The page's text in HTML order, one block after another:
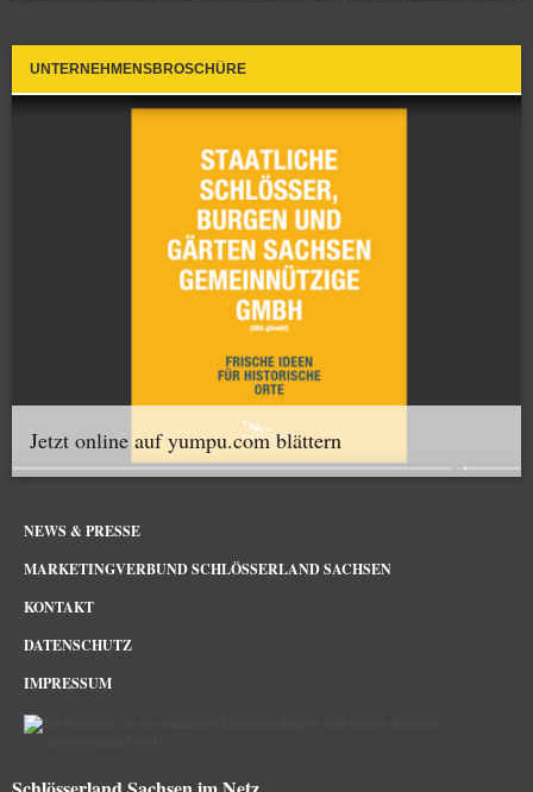
UNTERNEHMENSBROSCHÜRE
Jetzt online auf yumpu.com blättern
NEWS & PRESSE
MARKETINGVERBUND SCHLÖSSERLAND SACHSEN
KONTAKT
DATENSCHUTZ
IMPRESSUM